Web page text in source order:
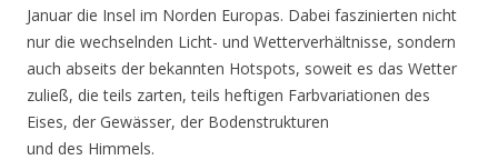
Januar die Insel im Norden Europas. Dabei faszinierten nicht
nur die wechselnden Licht- und Wetterverhältnisse, sondern
auch abseits der bekannten Hotspots, soweit es das Wetter
zuließ, die teils zarten, teils heftigen Farbvariationen des
Eises, der Gewässer, der Bodenstrukturen
und des Himmels.